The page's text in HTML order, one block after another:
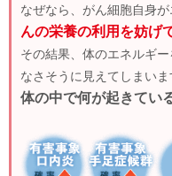
なぜなら、がん細胞自身が
んの栄養の利用を妨げ
その結果、体のエネルギ
なさそうに見えてしまいま
体の中で何が起きてい